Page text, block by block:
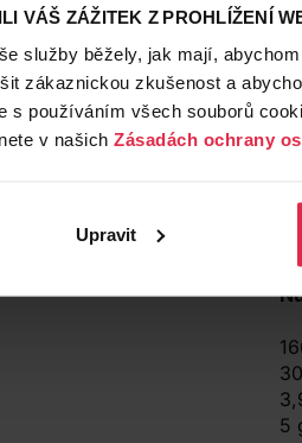
VÁŠ ZÁŽITEK Z PROHLÍŽENÍ
služby běžely, jak mají,
zákaznickou zkušenost a
s používáním všech souborů
v našich Zásadách ochrany
Upravit
o zdravých potravinách, kde
představíme. A jako
jednoduchým receptem,
pro jednoho
milovníky sladkého a
5